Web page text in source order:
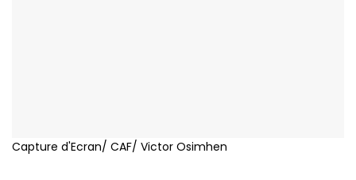
Capture d'Ecran/ CAF/ Victor Osimhen